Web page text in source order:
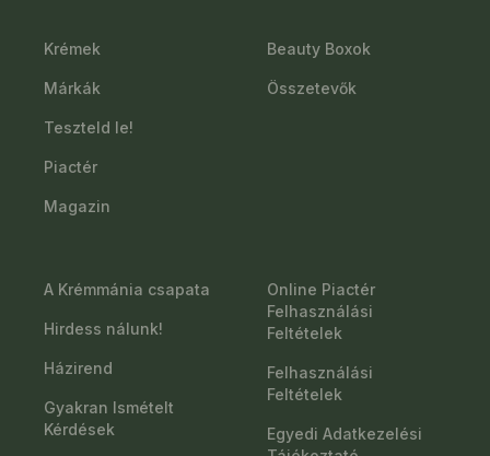
Krémek
Márkák
Teszteld le!
Piactér
Magazin
Beauty Boxok
Összetevők
A Krémmánia csapata
Hirdess nálunk!
Házirend
Gyakran Ismételt
Kérdések
Online Piactér
Felhasználási
Feltételek
Felhasználási
Feltételek
Egyedi Adatkezelési